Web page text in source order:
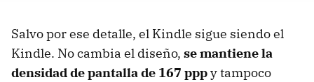
Salvo por ese detalle, el Kindle sigue siendo el
Kindle. No cambia el diseño, se mantiene la
densidad de pantalla de 167 pppy tampoco